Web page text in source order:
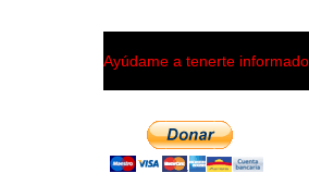
Ayúdame a tenerte informado